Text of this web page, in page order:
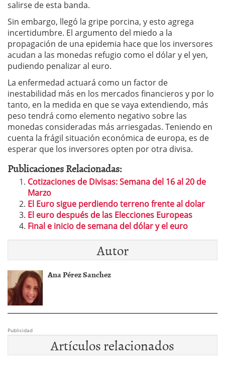
salirse de esta banda.
Sin embargo, llegó la gripe porcina, y esto agrega
incertidumbre. El argumento del miedo a la
propagación de una epidemia hace que los inversores
acudan a las monedas refugio como el dólar y el yen,
pudiendo penalizar al euro.
La enfermedad actuará como un factor de
inestabilidad más en los mercados financieros y por lo
tanto, en la medida en que se vaya extendiendo, más
peso tendrá como elemento negativo sobre las
monedas consideradas más arriesgadas. Teniendo en
cuenta la frágil situación económica de europa, es de
esperar que los inversores opten por otra divisa.
Publicaciones Relacionadas:
Cotizaciones de Divisas: Semana del 16 al 20 de
Marzo
El Euro sigue perdiendo terreno frente al dolar
El euro después de las Elecciones Europeas
Final e inicio de semana del dólar y el euro
Autor
Ana Pérez Sanchez
Publicidad
Artículos relacionados